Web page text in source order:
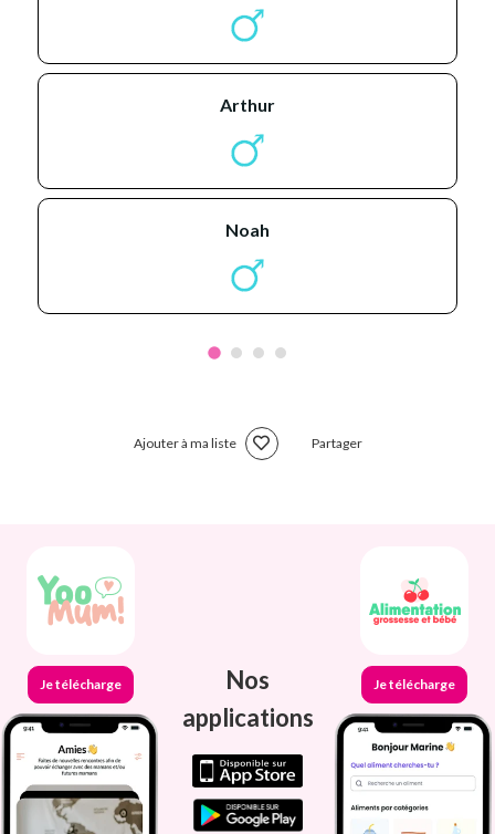
arthur
noah
Ajouter à ma liste Partager
Je télécharge
Nos
applications
Je télécharge